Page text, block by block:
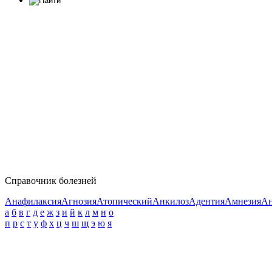
Справочник болезней
АнафилаксияАгнозияАтопическийАнкилозАдентияАмнезия
а б в г д е ж з и й к л м н о
п р с т у ф х ц ч ш щ э ю я